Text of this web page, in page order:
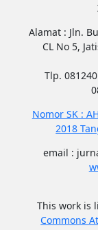
Alamat : Jln.
CL No 5,
Tlp.
Nomor SK :
2018
email :
This work is
Commons